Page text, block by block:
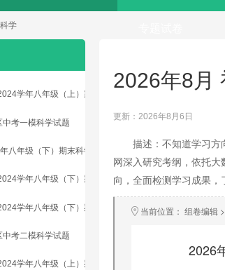
学
学年八年级（上）期末科学试题
考一模科学试题
浙江省温州市2023-2024学年八年级（下）期末科学模拟提优试题
浙江省杭州市下城区2023-2024学年八年级（下）期末科学提优试题
学年八年级（下）期末科学试题
考二模科学试题
学年八年级（上）期末科学试题
2026年8月
更新：2026年8月6日
描述：不知道学习方
网深入研究考纲，依托
向，全面检测学习成果，